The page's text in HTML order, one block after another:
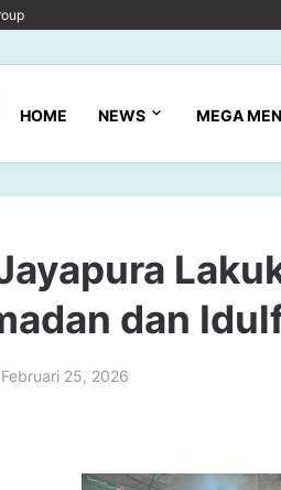
HOME NEWS MEGA
dan
25, 2026